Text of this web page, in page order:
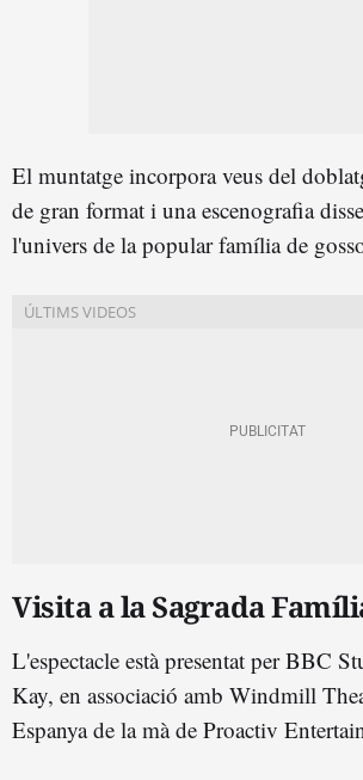
El muntatge incorpora veus del
de gran format i una escenografia
l'univers de la popular família de
Visita a la Sagrada
L'espectacle està presentat per BBC
Kay, en associació amb Windmill
Espanya de la mà de Proactiv